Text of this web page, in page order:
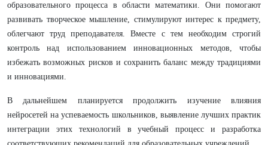
образовательного процесса в области математики. Они помогают
развивать творческое мышление, стимулируют интерес к предмету,
облегчают труд преподавателя. Вместе с тем необходим строгий
контроль над использованием инновационных методов, чтобы
избежать возможных рисков и сохранить баланс между традициями
и инновациями.
В дальнейшем планируется продолжить изучение влияния
нейросетей на успеваемость школьников, выявление лучших практик
интеграции этих технологий в учебный процесс и разработка